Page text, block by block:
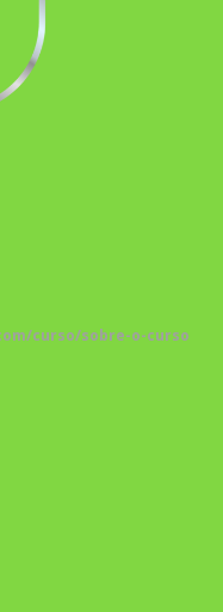
curso/sobre-o-curso